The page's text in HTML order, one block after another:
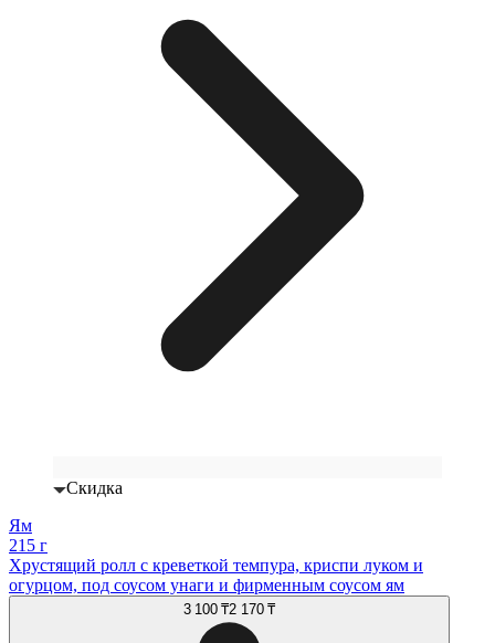
Скидка
Ям
215 г
Хрустящий ролл с креветкой темпура, криспи луком и
огурцом, под соусом унаги и фирменным соусом ям
3 100 ₸2 170 ₸